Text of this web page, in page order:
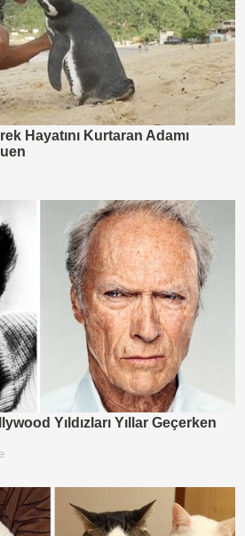
Hayatını Kurtaran Adamı
Yıldızları Yıllar Geçerken